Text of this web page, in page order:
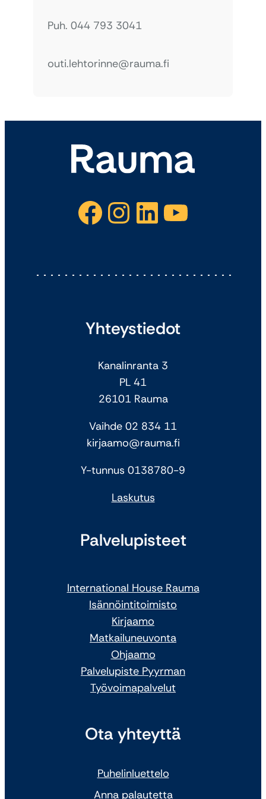
Puh. 044 793 3041
outi.lehtorinne@rauma.fi
Facebook Instagram LinkedIn YouTube
Yhteystiedot
Kanalinranta 3
PL 41
26101 Rauma
Vaihde 02 834 11
kirjaamo@rauma.fi
Y-tunnus 0138780-9
Laskutus
Palvelupisteet
International House Rauma
Isännöintitoimisto
Kirjaamo
Matkailuneuvonta
Ohjaamo
Palvelupiste Pyyrman
Työvoimapalvelut
Ota yhteyttä
Puhelinluettelo
Anna palautetta